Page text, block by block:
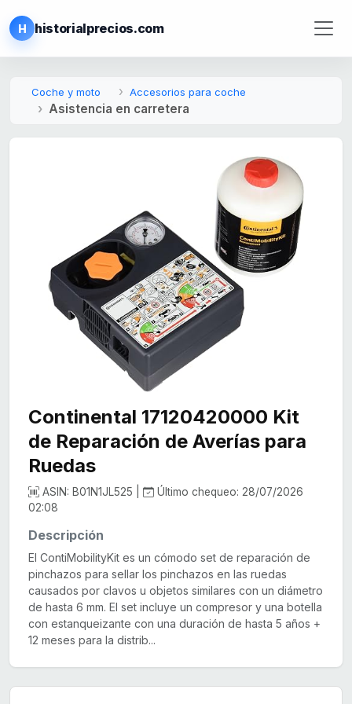
H historialprecios.com
Coche y moto Accesorios para coche
Asistencia en carretera
Continental 17120420000 Kit
de Reparación de Averías para
Ruedas
ASIN: B01N1JL525 |
Último chequeo: 28/07/2026
02:08
Descripción
El ContiMobilityKit es un cómodo set de reparación de
pinchazos para sellar los pinchazos en las ruedas
causados por clavos u objetos similares con un diámetro
de hasta 6 mm. El set incluye un compresor y una botella
con estanqueizante con una duración de hasta 5 años +
12 meses para la distrib...